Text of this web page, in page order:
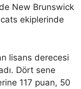
New Brunswick
ekiplerinde
lisans derecesi
Dört sene
117 puan, 50